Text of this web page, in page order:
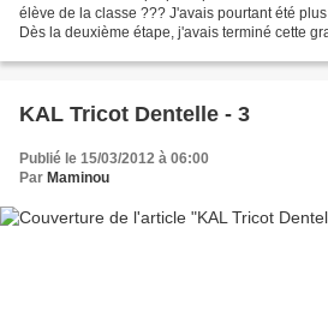
élève de la classe ??? J'avais pourtant été
Dès la deuxième étape, j'avais terminé cette
KAL Tricot Dentelle - 3
Publié le 15/03/2012 à 06:00
Par Maminou